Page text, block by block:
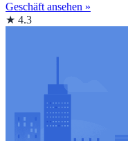
Geschäft ansehen »
★ 4.3